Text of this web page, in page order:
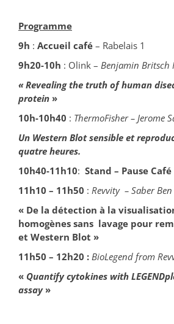
Programme
9h : Accueil café – Rabelais 1
9h20-10h : Olink – Benjamin Britsch
«Revealing the truth of human
protein »
10h-10h40 : ThermoFisher– Jerome
Un Western Blot sensible et
quatre heures.
10h40-11h10: Stand – Pause Café
11h10 – 11h50 : Revvity– Saber
« De la détection à la
homogènes sans lavage pour
et Western Blot »
11h50 – 12h20 : BioLegend from
« Quantify cytokines with
assay »